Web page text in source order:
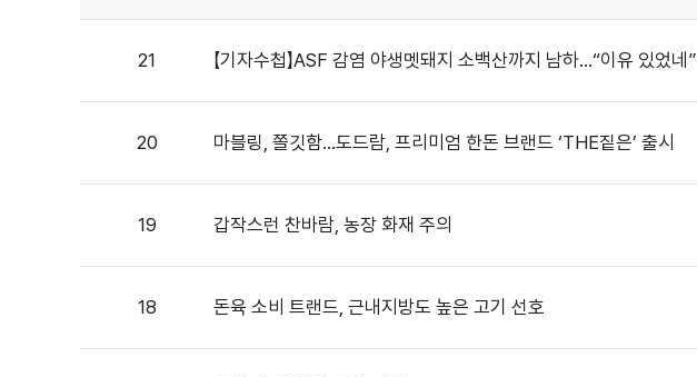
21 【기자수첩】ASF 감염 야생멧돼지 소백산까지 남하…“이유 있었네”
20 마블링, 쫄깃함…도드람, 프리미엄 한돈 브랜드 ‘THE짙은’ 출시
19 갑작스런 찬바람, 농장 화재 주의
18 돈육 소비 트랜드, 근내지방도 높은 고기 선호